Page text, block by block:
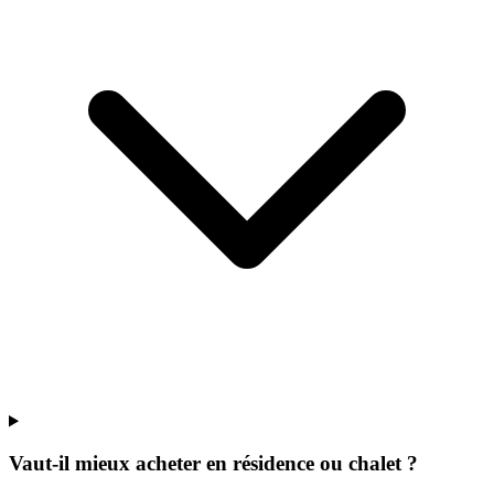
Vaut-il mieux acheter en résidence ou chalet ?